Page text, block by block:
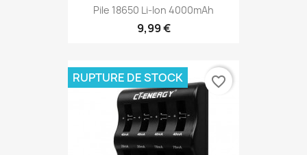
Pile 18650 Li-Ion 4000mAh
9,99 €
RUPTURE DE STOCK favorite_border